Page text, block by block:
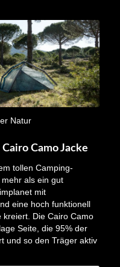
Natur
Camo Jacke
tollen Camping-
als ein gut
mit
eine hoch funktionell
Die Cairo Camo
Seite, die 95% der
und so den Träger aktiv